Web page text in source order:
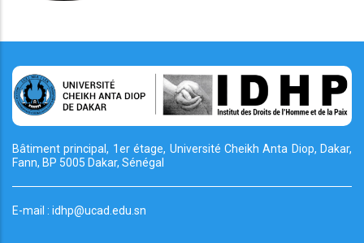
Bâtiment principal, 1er étage, Université CheikhAnta Diop, Dakar,
Fann, BP 5005 Dakar, Sénégal
E-mail : idhp@ucad.edu.sn